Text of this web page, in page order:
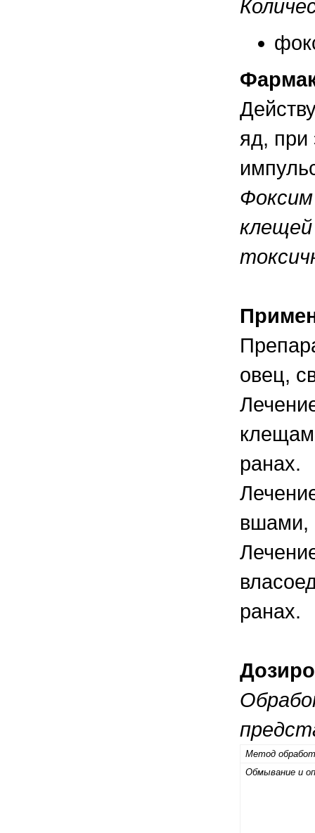
яд, при
овец,
ранах.
вшами,
ранах.
Метод
Обмывание и